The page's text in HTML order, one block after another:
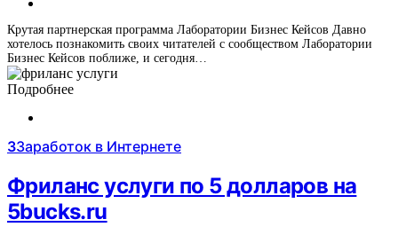
Крутая партнерская программа Лаборатории Бизнес Кейсов Давно
хотелось познакомить своих читателей с сообществом Лаборатории
Бизнес Кейсов поближе, и сегодня…
Подробнее
ЗЗаработок в Интернете
Фриланс услуги по 5 долларов на
5bucks.ru